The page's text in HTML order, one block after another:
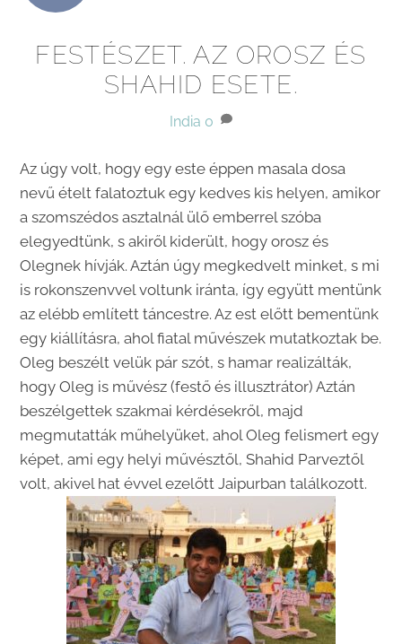
FESTÉSZET. AZ OROSZ ÉS
SHAHID ESETE.
India 0
Az úgy volt, hogy egy este éppen masala dosa
nevű ételt falatoztuk egy kedves kis helyen, amikor
a szomszédos asztalnál ülő emberrel szóba
elegyedtünk, s akiről kiderült, hogy orosz és
Olegnek hívják. Aztán úgy megkedvelt minket, s mi
is rokonszenvvel voltunk iránta, így együtt mentünk
az elébb említett táncestre. Az est előtt bementünk
egy kiállításra, ahol fiatal művészek mutatkoztak be.
Oleg beszélt velük pár szót, s hamar realizálták,
hogy Oleg is művész (festő és illusztrátor) Aztán
beszélgettek szakmai kérdésekről, majd
megmutatták műhelyüket, ahol Oleg felismert egy
képet, ami egy helyi művésztől, Shahid Parveztől
volt, akivel hat évvel ezelőtt Jaipurban találkozott.